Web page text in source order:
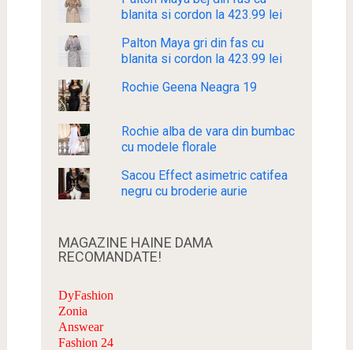
blanita si cordon la 423.99 lei
Palton Maya gri din fas cu
blanita si cordon la 423.99 lei
Rochie Geena Neagra 19
Rochie alba de vara din bumbac
cu modele florale
Sacou Effect asimetric catifea
negru cu broderie aurie
MAGAZINE HAINE DAMA
RECOMANDATE!
DyFashion
Zonia
Answear
Fashion 24